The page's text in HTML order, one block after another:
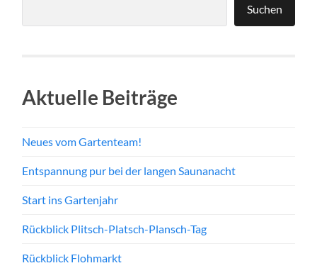
Suchen
Aktuelle Beiträge
Neues vom Gartenteam!
Entspannung pur bei der langen Saunanacht
Start ins Gartenjahr
Rückblick Plitsch-Platsch-Plansch-Tag
Rückblick Flohmarkt